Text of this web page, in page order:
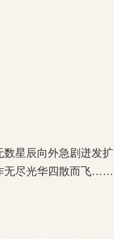
星辰向外急剧迸发扩
无尽光华四散而飞……